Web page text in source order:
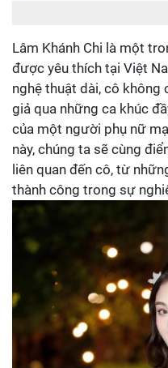
Lâm Khánh Chi là một
được yêu thích tại Việt
nghệ thuật dài, cô không
giả qua những ca khúc
của một người phụ nữ
này, chúng ta sẽ cùng
liên quan đến cô, từ
thành công trong sự